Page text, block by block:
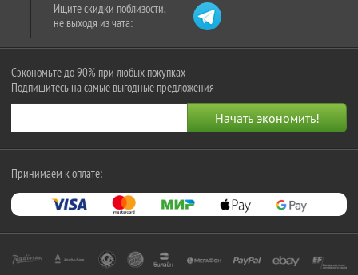
Ищите скидки поблизости,
не выходя из чата:
Сэкономьте до 90% при любых покупках
Подпишитесь на самые выгодные предложения
Принимаем к оплате: